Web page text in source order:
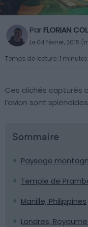
Par FLORIAN
Le 04 février, 2015
Temps de lecture: 1 minutes
Ces clichés capturés
l’avion sont splendides
Sommaire
Paysage
Temple de
Manille, Philippines
Londres,